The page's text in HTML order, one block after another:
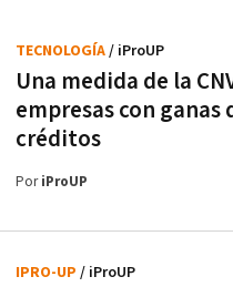
Una medida de la
empresas con ganas
créditos
TECNOLOGÍA/ iProUP
PoriProUP
IPRO-UP / iProUP